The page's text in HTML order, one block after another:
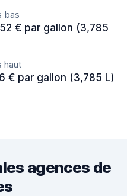
bas
€ par gallon (3,785
haut
€ par gallon (3,785 L)
agences de